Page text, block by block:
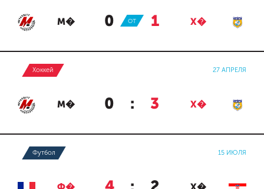
М� 0 : 1 Х�
ОТ
Хоккей 27 АПРЕЛЯ
М� 0 : 3 Х�
Футбол 15 ИЮЛЯ